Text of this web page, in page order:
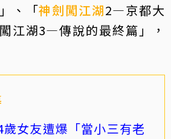
、「神劍闖江湖2—京都大
江湖3—傳說的最終篇」，
女友遭爆「當小三有老